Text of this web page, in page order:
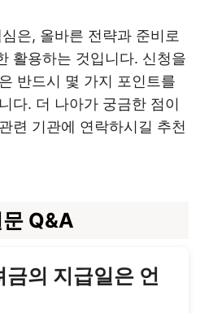
은, 올바른 전략과 준비로
활용하는 것입니다. 신청을
반드시 몇 가지 포인트를
다. 더 나아가 궁금한 점이
련 기관에 연락하시길 추천
Q&A
금의 지급일은 언